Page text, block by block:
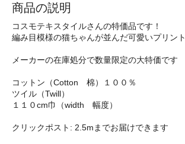
商品の説明
コスモテキスタイルさんの特価品です！
編み目模様の猫ちゃんが並んだ可愛いプリント
メーカーの在庫処分で数量限定の大特価です
コットン（Cotton 棉）１００％
ツイル（Twill）
１１０cm巾（width 幅度）
クリックポスト: 2.5mまでお届けできます